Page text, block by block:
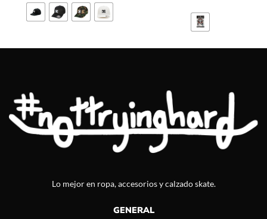
Lo mejor en ropa, accesorios y calzado skate.
GENERAL